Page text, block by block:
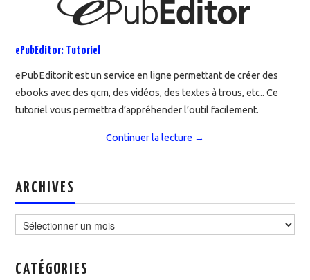
ePubEditor: Tutoriel
ePubEditor.it est un service en ligne permettant de créer des
ebooks avec des qcm, des vidéos, des textes à trous, etc.. Ce
tutoriel vous permettra d’appréhender l’outil facilement.
Continuer la lecture →
ARCHIVES
CATÉGORIES